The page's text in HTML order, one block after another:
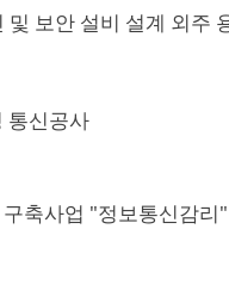
및 보안 설비 설계 외주
통신공사
축사업 "정보통신감리"